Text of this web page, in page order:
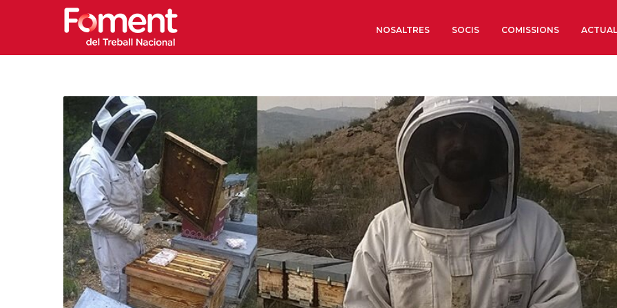
NOSALTRES
Òrgans de Govern
Òrgans Consultius
Estructura Executiva
Institut d’Estudis
Societat Barcelonesa
Econòmics i Socials
Organitzacions
Organitzacions
Coneix més
SOCIS COMISSIONS